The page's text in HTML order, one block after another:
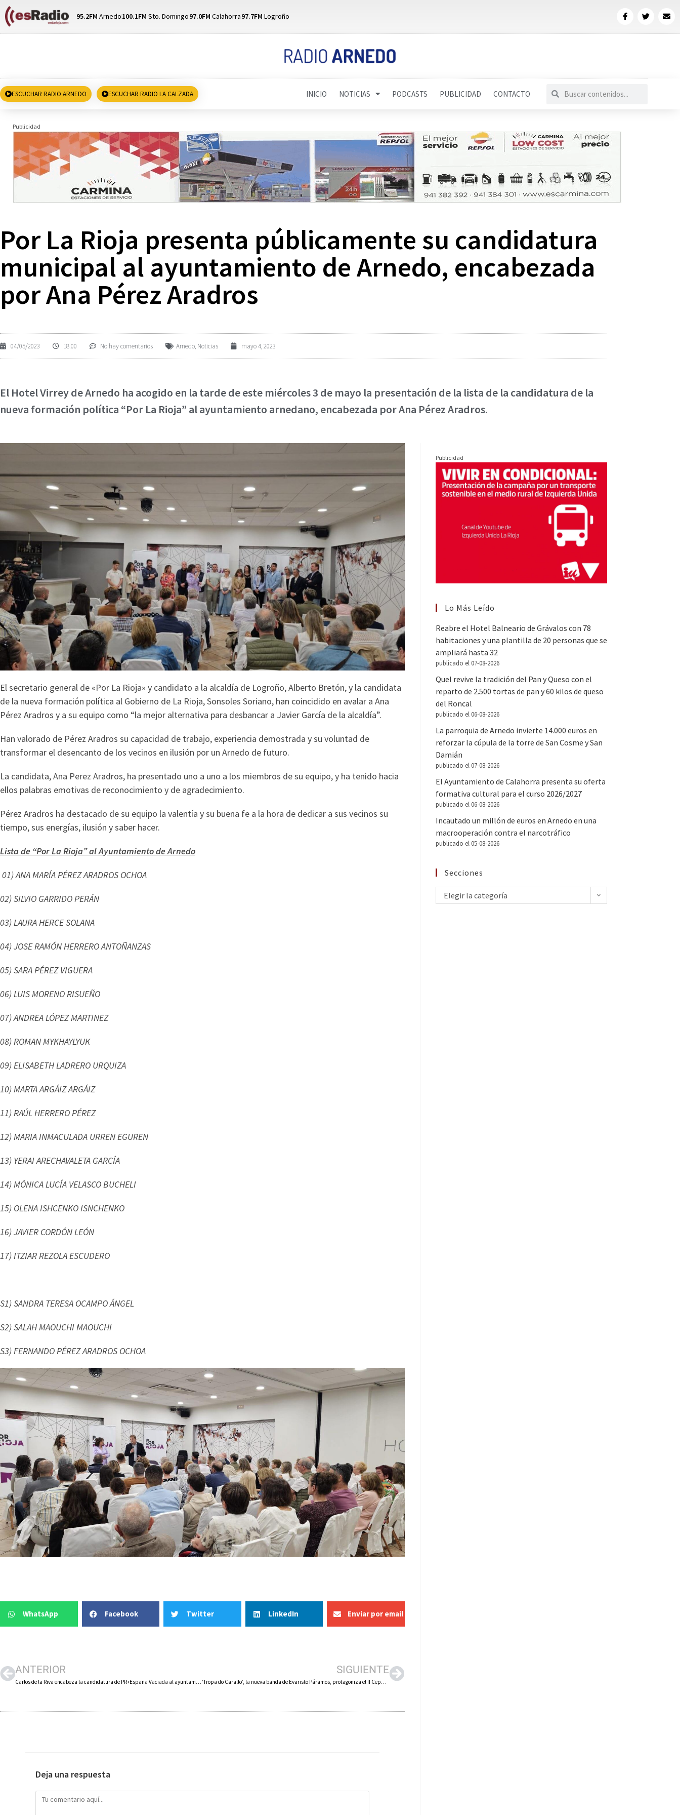
95.2FM Arnedo100.1FM Sto. Domingo97.0FM Calahorra97.7FM Logroño
ESCUCHAR RADIO ARNEDO ESCUCHAR RADIO LA CALZADA INICIO NOTICIAS PODCASTS PUBLICIDAD CONTACTO
Publicidad
Por La Rioja presenta públicamente su candidatura
municipal al ayuntamiento de Arnedo, encabezada
por Ana Pérez Aradros
04/05/2023 18:00 No hay comentarios Arnedo, Noticias mayo 4, 2023
El Hotel Virrey de Arnedo ha acogido en la tarde de este miércoles 3 de mayo la presentación de la lista de la candidatura de la
nueva formación política “Por La Rioja” al ayuntamiento arnedano, encabezada por Ana Pérez Aradros.
El secretario general de «Por La Rioja» y candidato a la alcaldía de Logroño, Alberto Bretón, y la candidata
de la nueva formación política al Gobierno de La Rioja, Sonsoles Soriano, han coincidido en avalar a Ana
Pérez Aradros y a su equipo como “la mejor alternativa para desbancar a Javier García de la alcaldía”.
Han valorado de Pérez Aradros su capacidad de trabajo, experiencia demostrada y su voluntad de
transformar el desencanto de los vecinos en ilusión por un Arnedo de futuro.
La candidata, Ana Perez Aradros, ha presentado uno a uno a los miembros de su equipo, y ha tenido hacia
ellos palabras emotivas de reconocimiento y de agradecimiento.
Pérez Aradros ha destacado de su equipo la valentía y su buena fe a la hora de dedicar a sus vecinos su
tiempo, sus energías, ilusión y saber hacer.
Lista de “Por La Rioja” al Ayuntamiento de Arnedo
01) ANA MARÍA PÉREZ ARADROS OCHOA
02) SILVIO GARRIDO PERÁN
03) LAURA HERCE SOLANA
04) JOSE RAMÓN HERRERO ANTOÑANZAS
05) SARA PÉREZ VIGUERA
06) LUIS MORENO RISUEÑO
07) ANDREA LÓPEZ MARTINEZ
08) ROMAN MYKHAYLYUK
09) ELISABETH LADRERO URQUIZA
10) MARTA ARGÁIZ ARGÁIZ
11) RAÚL HERRERO PÉREZ
12) MARIA INMACULADA URREN EGUREN
13) YERAI ARECHAVALETA GARCÍA
14) MÓNICA LUCÍA VELASCO BUCHELI
15) OLENA ISHCENKO ISNCHENKO
16) JAVIER CORDÓN LEÓN
17) ITZIAR REZOLA ESCUDERO
S1) SANDRA TERESA OCAMPO ÁNGEL
S2) SALAH MAOUCHI MAOUCHI
S3) FERNANDO PÉREZ ARADROS OCHOA
WhatsApp Facebook Twitter LinkedIn Enviar por email
ANTERIOR
Carlos de la Riva encabeza la candidatura de PR+España Vaciada al ayuntamiento de Calahorra
SIGUIENTE
‘Tropa do Carallo’, la nueva banda de Evaristo Páramos, protagoniza el II Ceparock Villa de Herce
Deja una respuesta
Publicidad
Lo Más Leído
Reabre el Hotel Balneario de Grávalos con 78
habitaciones y una plantilla de 20 personas que se
ampliará hasta 32
publicado el 07-08-2026
Quel revive la tradición del Pan y Queso con el
reparto de 2.500 tortas de pan y 60 kilos de queso
del Roncal
publicado el 06-08-2026
La parroquia de Arnedo invierte 14.000 euros en
reforzar la cúpula de la torre de San Cosme y San
Damián
publicado el 07-08-2026
El Ayuntamiento de Calahorra presenta su oferta
formativa cultural para el curso 2026/2027
publicado el 06-08-2026
Incautado un millón de euros en Arnedo en una
macrooperación contra el narcotráfico
publicado el 05-08-2026
Secciones
Elegir la categoría